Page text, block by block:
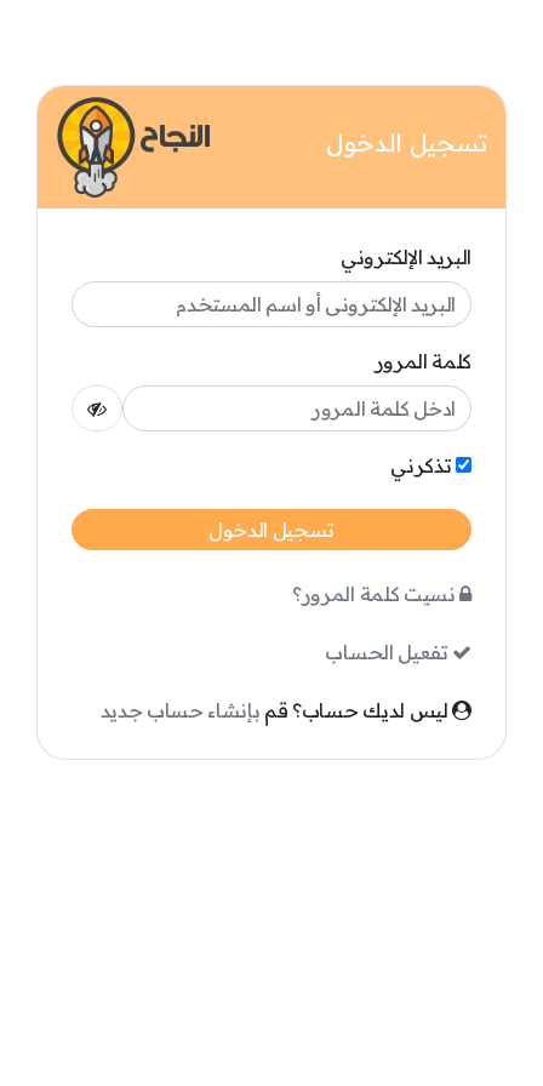
تسجيل الدخول
البريد الإلكتروني
كلمة المرور
تذكرني
تسجيل الدخول
نسيت كلمة المرور؟
تفعيل الحساب
ليس لديك حساب؟ قم بإنشاء حساب جديد